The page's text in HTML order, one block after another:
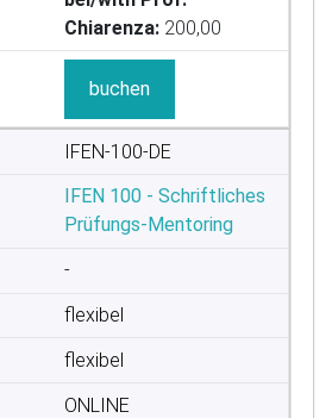
Chiarenza: 200,00
buchen
IFEN-100-DE
IFEN 100 - Schriftliches
Prüfungs-Mentoring
-
flexibel
flexibel
ONLINE